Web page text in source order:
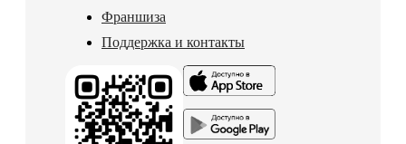
Франшиза
Поддержка и контакты